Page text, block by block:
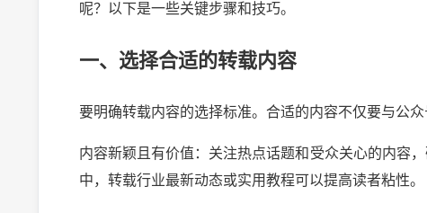
呢？以下是一些关键步骤和技巧。
一、选择合适的转载内容
要明确转载内容的选择标准。合适的内容不仅要与公
内容新颖且有价值：关注热点话题和受众关心的内容
中，转载行业最新动态或实用教程可以提高读者粘性。